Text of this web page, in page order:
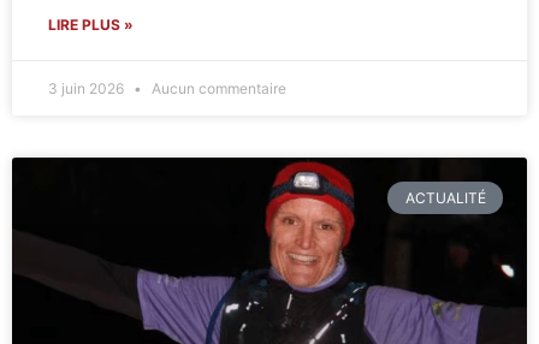
LIRE PLUS »
3 juin 2026 Aucun commentaire
ACTUALITÉ